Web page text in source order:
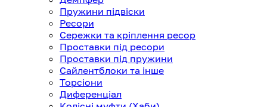
Пружини підвіски
Ресори
Сережки та кріплення ресор
Проставки під ресори
Проставки під пружини
Сайлентблоки та інше
Торсіони
Диференціал